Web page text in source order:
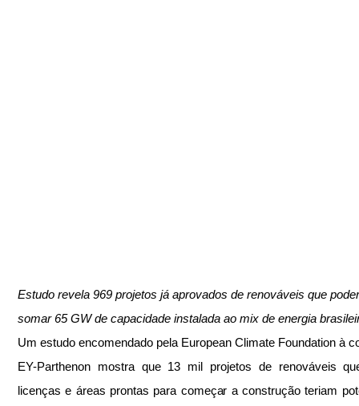
Estudo revela 969 projetos já aprovados de renováveis que
somar 65 GW de capacidade instalada ao mix de energia
Um estudo encomendado pela European Climate Foundation à
EY-Parthenon mostra que 13 mil projetos de renováveis
licenças e áreas prontas para começar a construção teriam